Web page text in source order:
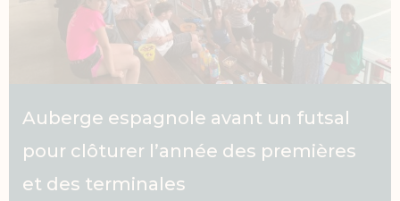
Auberge espagnole avant un futsal
pour clôturer l’année des premières
et des terminales